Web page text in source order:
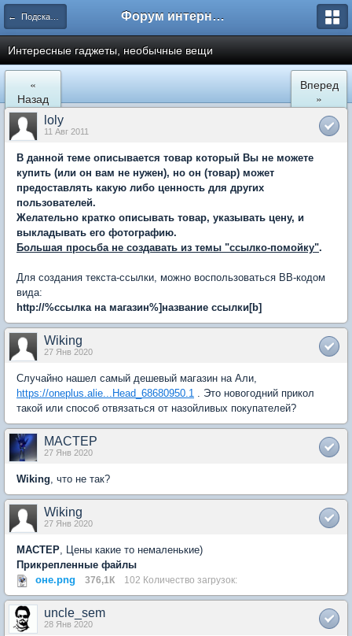
← Подскажите где купить Форум интернет покупателей
Интересные гаджеты, необычные вещи
«
Назад
Вперед
»
loly
11 Авг 2011
В данной теме описывается товар который Вы не можете
купить (или он вам не нужен), но он (товар) может
предоставлять какую либо ценность для других
пользователей.
Желательно кратко описывать товар, указывать цену, и
выкладывать его фотографию.
Большая просьба не создавать из темы "ссылко-помойку".
Для создания текста-ссылки, можно воспользоваться BB-кодом
вида:
http://%ссылка на магазин%] название ссылки[b]
Wiking
27 Янв 2020
Случайно нашел самый дешевый магазин на Али,
https://oneplus.alie...Head_68680950.1 . Это новогодний прикол
такой или способ отвязаться от назойливых покупателей?
MACTEP
27 Янв 2020
Wiking, что не так?
Wiking
27 Янв 2020
MACTEP, Цены какие то немаленькие)
Прикрепленные файлы
оне.png
376,1К 102 Количество загрузок:
uncle_sem
28 Янв 2020